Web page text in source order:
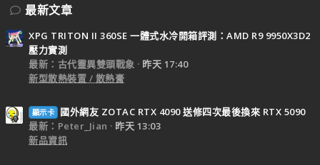
最新文章
XPG TRITON II 360SE 一體式水冷開箱評測：AMD R9 9950X3D2
壓力實測
最新：古代靈異雙頭戰象
昨天 17:40
新型散熱裝置 / 散熱膏
顯示卡
國外網友 ZOTAC RTX 4090 送修四次最後換來 RTX 5090
最新：Peter_Jian
昨天 13:03
新品資訊